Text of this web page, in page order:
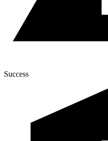
Success